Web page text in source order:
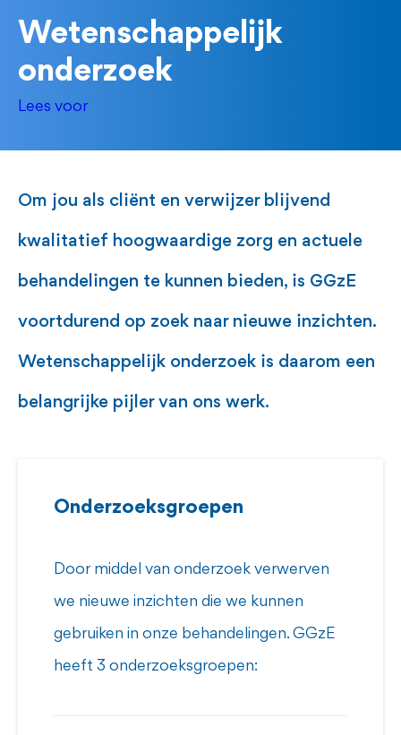
Lees voor
Wetenschappelijk
onderzoek
Om jou als cliënt en verwijzer blijvend
kwalitatief hoogwaardige zorg en actuele
behandelingen te kunnen bieden, is GGzE
voortdurend op zoek naar nieuwe inzichten.
Wetenschappelijk onderzoek is daarom een
belangrijke pijler van ons werk.
Onderzoeksgroepen
Door middel van onderzoek verwerven
we nieuwe inzichten die we kunnen
gebruiken in onze behandelingen. GGzE
heeft 3 onderzoeksgroepen: